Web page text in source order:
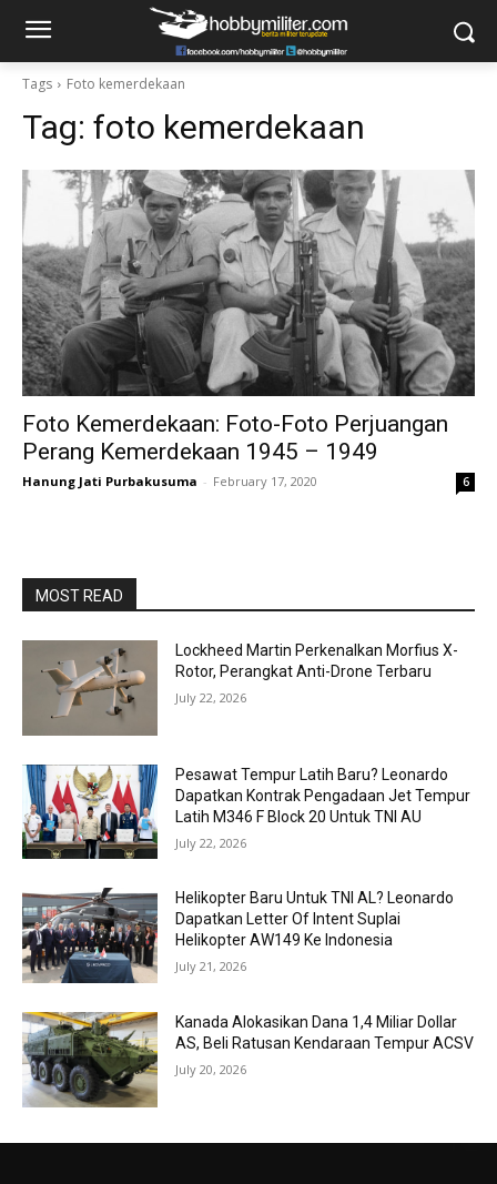
Tags Foto kemerdekaan
Tag: foto kemerdekaan
Foto Kemerdekaan: Foto-Foto Perjuangan
Perang Kemerdekaan 1945 – 1949
Hanung Jati Purbakusuma - February 17, 2020 6
MOST READ
Lockheed Martin Perkenalkan Morfius X-
Rotor, Perangkat Anti-Drone Terbaru
July 22, 2026
Pesawat Tempur Latih Baru? Leonardo
Dapatkan Kontrak Pengadaan Jet Tempur
Latih M346 F Block 20 Untuk TNI AU
July 22, 2026
Helikopter Baru Untuk TNI AL? Leonardo
Dapatkan Letter Of Intent Suplai
Helikopter AW149 Ke Indonesia
July 21, 2026
Kanada Alokasikan Dana 1,4 Miliar Dollar
AS, Beli Ratusan Kendaraan Tempur ACSV
July 20, 2026